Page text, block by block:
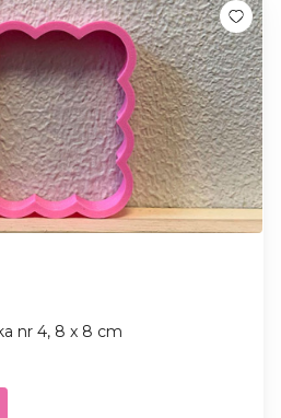
nr 4, 8 x 8 cm